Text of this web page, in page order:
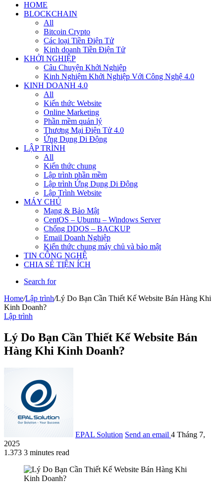
HOME
BLOCKCHAIN
All
Bitcoin Crypto
Các loại Tiền Điện Tử
Kinh doanh Tiền Điện Tử
KHỞI NGHIỆP
Câu Chuyện Khởi Nghiệp
Kinh Nghiệm Khởi Nghiệp Với Công Nghệ 4.0
KINH DOANH 4.0
All
Kiến thức Website
Online Marketing
Phần mềm quản lý
Thương Mại Điện Tử 4.0
Ứng Dụng Di Động
LẬP TRÌNH
All
Kiến thức chung
Lập trình phần mềm
Lập trình Ứng Dụng Di Động
Lập Trình Website
MÁY CHỦ
Mạng & Bảo Mật
CentOS – Ubuntu – Windows Server
Chống DDOS – BACKUP
Email Doanh Nghiệp
Kiến thức chung máy chủ và bảo mật
TIN CÔNG NGHỆ
CHIA SẺ TIỆN ÍCH
Search for
Home/Lập trình/Lý Do Bạn Cần Thiết Kế Website Bán Hàng Khi
Kinh Doanh?
Lập trình
Lý Do Bạn Cần Thiết Kế Website Bán
Hàng Khi Kinh Doanh?
EPAL Solution Send an email 4 Tháng 7,
2025
1.373 3 minutes read